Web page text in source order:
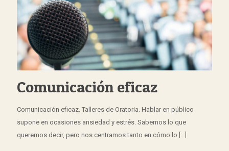
Comunicación eficaz
Comunicación eficaz. Talleres de Oratoria. Hablar en público
supone en ocasiones ansiedad y estrés. Sabemos lo que
queremos decir, pero nos centramos tanto en cómo lo […]